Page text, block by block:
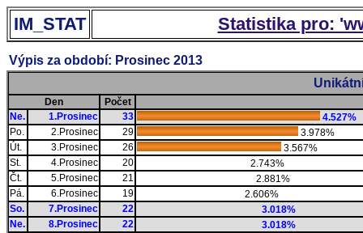
IM_STAT Statistika pro:
Výpis za období: Prosinec 2013
Den
Počet
Ne.
1.Prosinec 33
4.527%
Po.
2.Prosinec 29
3.978%
Út.
3.Prosinec 26
3.567%
St.
4.Prosinec 20
2.743%
Čt.
5.Prosinec 21
2.881%
Pá.
6.Prosinec 19
2.606%
So.
7.Prosinec 22
3.018%
Ne.
8.Prosinec 22
3.018%